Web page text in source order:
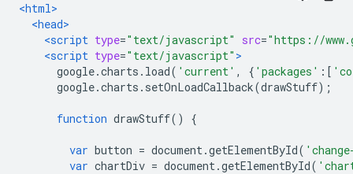
<html>
<head>
<script type="text/javascript" src="https://
<script type="text/javascript" >
google.charts . load( 'current' , { 'packages' :[
google.charts . setOnLoadCallback(drawStuff);
function drawStuff() {
var button = document.getElementById(
var chartDiv = document.getElementById(